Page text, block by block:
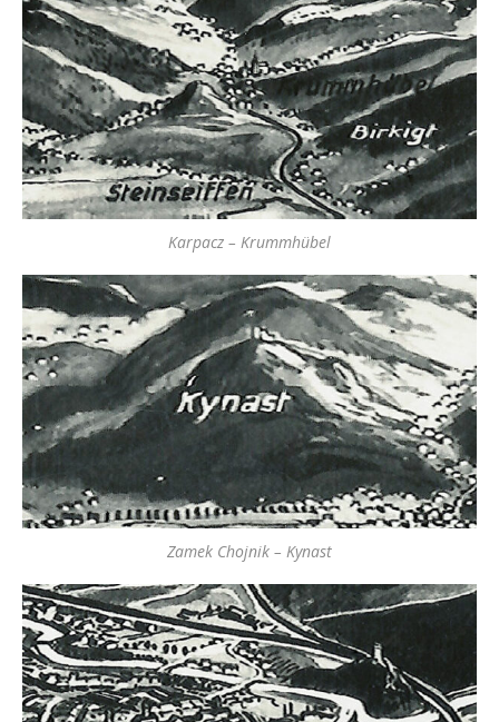
Karpacz – Krummhübel
Zamek Chojnik – Kynast